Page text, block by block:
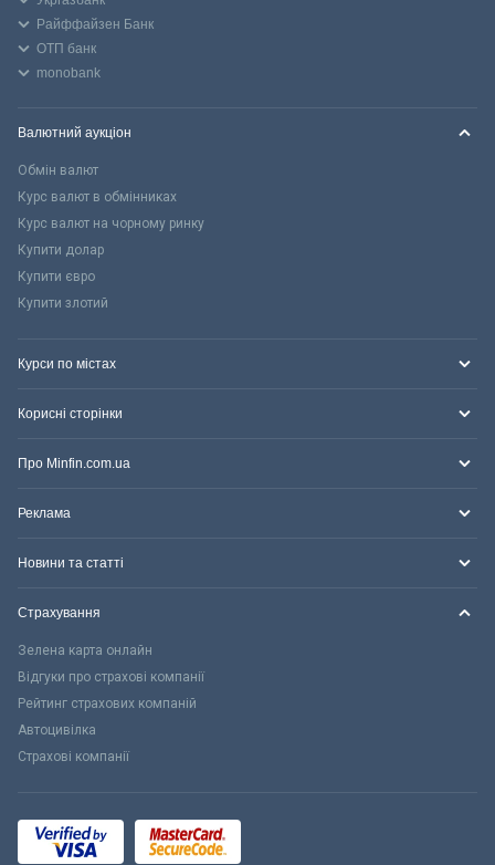
Райффайзен Банк
ОТП банк
monobank
Валютний аукціон
Обмін валют
Курс валют в обмінниках
Курс валют на чорному ринку
Купити долар
Купити євро
Купити злотий
Курси по містах
Корисні сторінки
Про Minfin.com.ua
Реклама
Новини та статті
Страхування
Зелена карта онлайн
Відгуки про страхові компанії
Рейтинг страхових компаній
Автоцивілка
Страхові компанії